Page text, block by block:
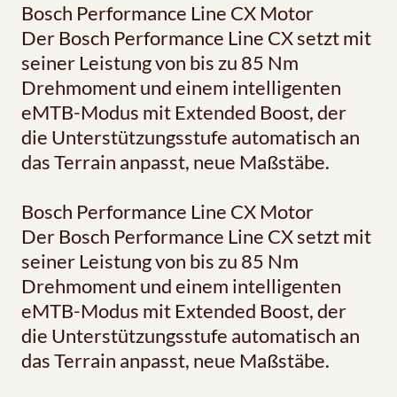
Bosch Performance Line CX Motor
Der Bosch Performance Line CX setzt mit
seiner Leistung von bis zu 85 Nm
Drehmoment und einem intelligenten
eMTB-Modus mit Extended Boost, der
die Unterstützungsstufe automatisch an
das Terrain anpasst, neue Maßstäbe.
Bosch Performance Line CX Motor
Der Bosch Performance Line CX setzt mit
seiner Leistung von bis zu 85 Nm
Drehmoment und einem intelligenten
eMTB-Modus mit Extended Boost, der
die Unterstützungsstufe automatisch an
das Terrain anpasst, neue Maßstäbe.